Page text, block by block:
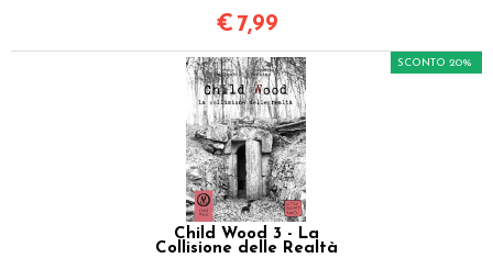
€ 7,99
Child Wood 3 - La
Collisione delle Realtà
SCONTO 20%